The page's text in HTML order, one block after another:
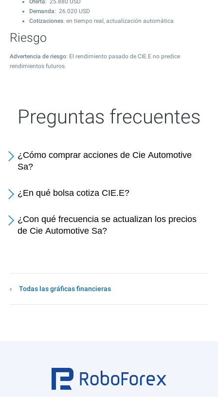
Oferta: 25.880 USD
Demanda: 26.020 USD
Cotizaciones: en tiempo real, actualización automática
Riesgo
Advertencia de riesgo: El rendimiento pasado de CIE.E no predice
rendimientos futuros.
Preguntas frecuentes
¿Cómo comprar acciones de Cie Automotive
Sa?
¿En qué bolsa cotiza CIE.E?
¿Con qué frecuencia se actualizan los precios
de Cie Automotive Sa?
Todas las gráficas financieras